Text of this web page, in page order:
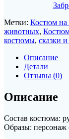
Метки: Костюм на
животных,
костюмы, сказки
Описание
Детали
Отзывы (0)
Описание
Состав костюма:
Образы: персонаж